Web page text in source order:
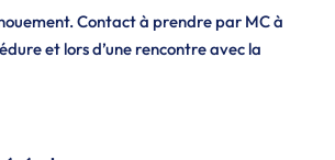
Contact à prendre par MC à
et lors d’une rencontre avec la